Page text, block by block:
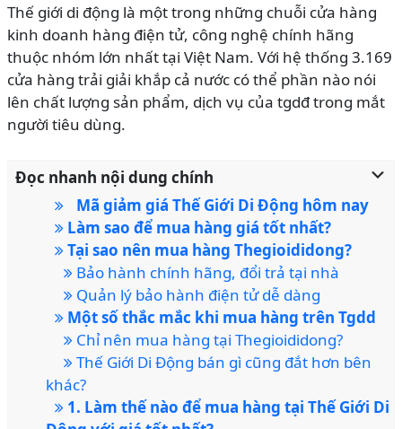
Thế giới di động là một trong những chuỗi cửa hàng
kinh doanh hàng điện tử, công nghệ chính hãng
thuộc nhóm lớn nhất tại Việt Nam. Với hệ thống 3.169
cửa hàng trải giải khắp cả nước có thể phần nào nói
lên chất lượng sản phẩm, dịch vụ của tgdđ trong mắt
người tiêu dùng.
Đọc nhanh nội dung chính
Mã giảm giá Thế Giới Di Động hôm nay
Làm sao để mua hàng giá tốt nhất?
Tại sao nên mua hàng Thegioididong?
Bảo hành chính hãng, đổi trả tại nhà
Quản lý bảo hành điện tử dễ dàng
Một số thắc mắc khi mua hàng trên Tgdd
Chỉ nên mua hàng tại Thegioididong?
Thế Giới Di Động bán gì cũng đắt hơn bên
khác?
1. Làm thế nào để mua hàng tại Thế Giới Di